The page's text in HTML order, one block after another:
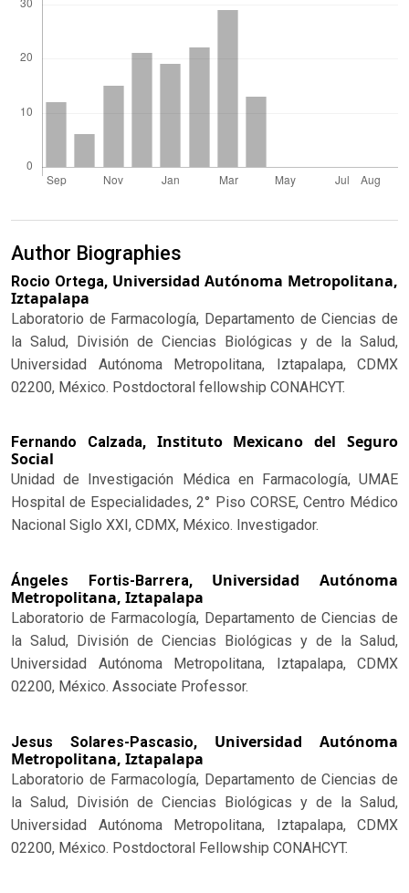
Author Biographies
Rocio Ortega, Universidad Autónoma Metropolitana,
Iztapalapa
Laboratorio de Farmacología, Departamento de Ciencias de
la Salud, División de Ciencias Biológicas y de la Salud,
Universidad Autónoma Metropolitana, Iztapalapa, CDMX
02200, México. Postdoctoral fellowship CONAHCYT.
Fernando Calzada, Instituto Mexicano del Seguro
Social
Unidad de Investigación Médica en Farmacología, UMAE
Hospital de Especialidades, 2° Piso CORSE, Centro Médico
Nacional Siglo XXI, CDMX, México. Investigador.
Ángeles Fortis-Barrera, Universidad Autónoma
Metropolitana, Iztapalapa
Laboratorio de Farmacología, Departamento de Ciencias de
la Salud, División de Ciencias Biológicas y de la Salud,
Universidad Autónoma Metropolitana, Iztapalapa, CDMX
02200, México. Associate Professor.
Jesus Solares-Pascasio, Universidad Autónoma
Metropolitana, Iztapalapa
Laboratorio de Farmacología, Departamento de Ciencias de
la Salud, División de Ciencias Biológicas y de la Salud,
Universidad Autónoma Metropolitana, Iztapalapa, CDMX
02200, México. Postdoctoral Fellowship CONAHCYT.